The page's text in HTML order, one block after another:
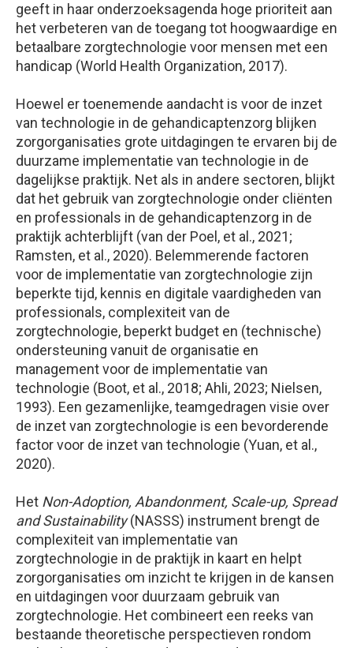
geeft in haar onderzoeksagenda hoge prioriteit aan
het verbeteren van de toegang tot hoogwaardige en
betaalbare zorgtechnologie voor mensen met een
handicap (World Health Organization, 2017).
Hoewel er toenemende aandacht is voor de inzet
van technologie in de gehandicaptenzorg blijken
zorgorganisaties grote uitdagingen te ervaren bij de
duurzame implementatie van technologie in de
dagelijkse praktijk. Net als in andere sectoren, blijkt
dat het gebruik van zorgtechnologie onder cliënten
en professionals in de gehandicaptenzorg in de
praktijk achterblijft (van der Poel, et al., 2021;
Ramsten, et al., 2020). Belemmerende factoren
voor de implementatie van zorgtechnologie zijn
beperkte tijd, kennis en digitale vaardigheden van
professionals, complexiteit van de
zorgtechnologie, beperkt budget en (technische)
ondersteuning vanuit de organisatie en
management voor de implementatie van
technologie (Boot, et al., 2018; Ahli, 2023; Nielsen,
1993). Een gezamenlijke, teamgedragen visie over
de inzet van zorgtechnologie is een bevorderende
factor voor de inzet van technologie (Yuan, et al.,
2020).
Het Non-Adoption, Abandonment, Scale-up, Spread
and Sustainability(NASSS) instrument brengt de
complexiteit van implementatie van
zorgtechnologie in de praktijk in kaart en helpt
zorgorganisaties om inzicht te krijgen in de kansen
en uitdagingen voor duurzaam gebruik van
zorgtechnologie. Het combineert een reeks van
bestaande theoretische perspectieven rondom